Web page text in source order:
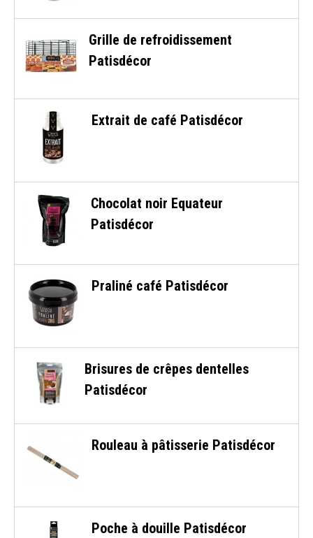
Grille de refroidissement
Patisdécor
Extrait de café Patisdécor
Chocolat noir Equateur
Patisdécor
Praliné café Patisdécor
Brisures de crêpes dentelles
Patisdécor
Rouleau à pâtisserie Patisdécor
Poche à douille Patisdécor